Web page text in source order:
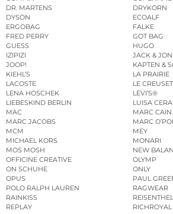
DR. MARTENS
DRYKORN
DYSON
ECOALF
ERGOBAG
FALKE
FRED PERRY
GOT BAG
GUESS
HUGO
IZIPIZI
JACK &
JOOP!
KAPTEN &
KIEHL’S
LA PRAIRIE
LACOSTE
LE CREUSET
LENA HOSCHEK
LEVI’S®
LIEBESKIND BERLIN
LUISA
MAC
MARC CAIN
MARC JACOBS
MARC
MCM
MEY
MICHAEL KORS
MONARI
MOS MOSH
NEW
OFFICINE CREATIVE
OLYMP
ON SCHUHE
ONLY
OPUS
PAUL
POLO RALPH LAUREN
RAGWEAR
RAINKISS
REISENTHEL
REPLAY
RICHROYAL